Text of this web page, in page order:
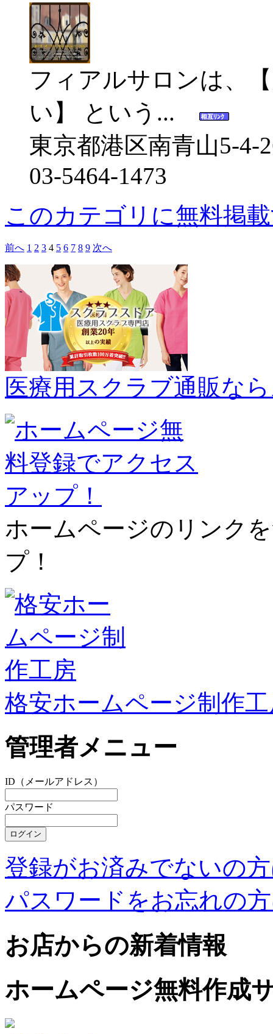
フィアルサロンは、
い】 という...
東京都港区南青山5-
03-5464-1473
このカテゴリに無料掲
前へ 1 2 3 4 5 6 7 8 9 次へ
医療用スクラブ通販な
ホームページのリンク
プ！
格安ホームページ制作
管理者メニュー
ID（メールアドレス）
パスワード
登録がお済みでないの
パスワードをお忘れの
お店からの新着情報
ホームページ無料作成